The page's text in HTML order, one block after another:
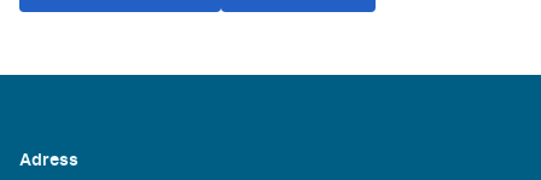
Adress